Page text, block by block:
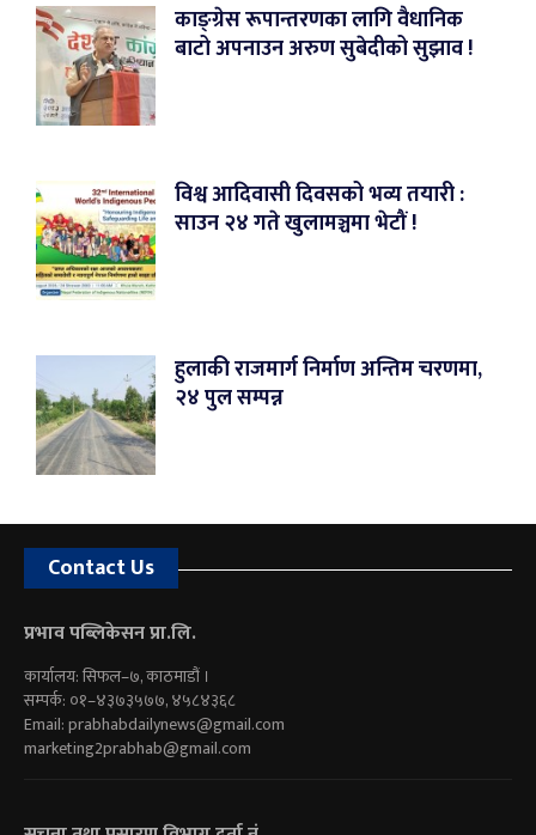
काङ्ग्रेस रूपान्तरणका लागि वैधानिक
बाटो अपनाउन अरुण सुबेदीको सुझाव !
विश्व आदिवासी दिवसको भव्य तयारी :
साउन २४ गते खुलामञ्चमा भेटौं !
हुलाकी राजमार्ग निर्माण अन्तिम चरणमा,
२४ पुल सम्पन्न
Contact Us
प्रभाव पब्लिकेसन प्रा.लि.
कार्यालय: सिफल–७, काठमाडौं ।
सम्पर्क: ०१–४३७३५७७, ४५८४३६८
Email:prabhabdailynews@gmail.com
marketing2prabhab@gmail.com